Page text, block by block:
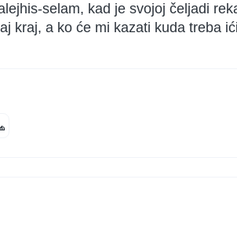
selam, kad je svojoj čeljadi
kraj, a ko će mi kazati kuda treba